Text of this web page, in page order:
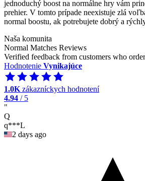
jednoduchý boost na normálne hry vám
prehier. V tomto prípade neexistuje zlá
normal boostu, ak potrebujete dobrý a
Naša komunita
Normal Matches Reviews
Verified feedback from customers who
Hodnotenie Vynikajúce
1.0K zákazníckych hodnotení
4.94 / 5
"
Q
q***L
2 days ago